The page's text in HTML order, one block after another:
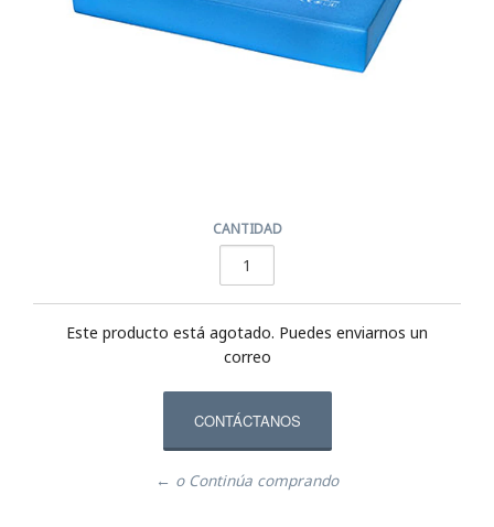
CANTIDAD
Este producto está agotado. Puedes enviarnos un
correo
CONTÁCTANOS
← o Continúa comprando